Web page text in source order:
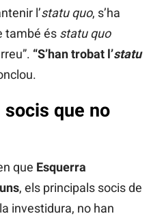
l’statu quo, s’ha
també és statu quo
“S’han trobat l’statu
socis que no
que Esquerra
, els principals socis de
investidura, no han